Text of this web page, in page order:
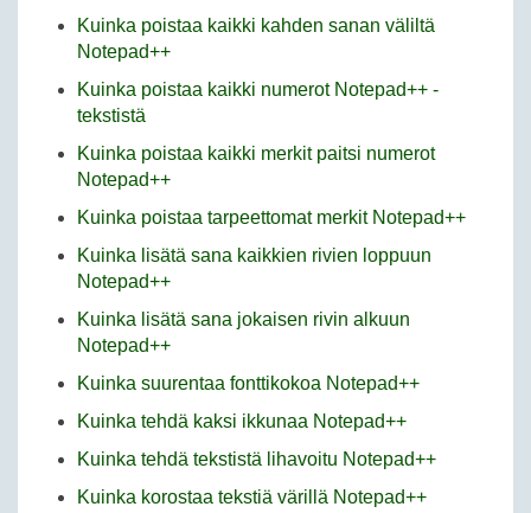
Kuinka poistaa kaikki kahden sanan väliltä
Notepad++
Kuinka poistaa kaikki numerot Notepad++ -
tekstistä
Kuinka poistaa kaikki merkit paitsi numerot
Notepad++
Kuinka poistaa tarpeettomat merkit Notepad++
Kuinka lisätä sana kaikkien rivien loppuun
Notepad++
Kuinka lisätä sana jokaisen rivin alkuun
Notepad++
Kuinka suurentaa fonttikokoa Notepad++
Kuinka tehdä kaksi ikkunaa Notepad++
Kuinka tehdä tekstistä lihavoitu Notepad++
Kuinka korostaa tekstiä värillä Notepad++